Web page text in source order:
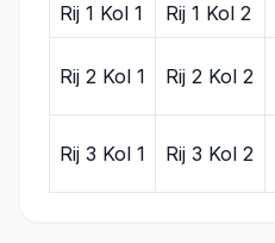
Rij 1 Kol 1 Rij 1 Kol 2
Rij 2 Kol 1 Rij 2 Kol 2
Rij 3 Kol 1 Rij 3 Kol 2